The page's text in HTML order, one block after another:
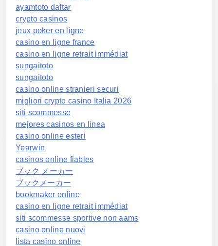
ayamtoto daftar
crypto casinos
jeux poker en ligne
casino en ligne france
casino en ligne retrait immédiat
sungaitoto
sungaitoto
casino online stranieri securi
migliori crypto casino Italia 2026
siti scommesse
mejores casinos en linea
casino online esteri
Yearwin
casinos online fiables
ブック メーカー
ブックメーカー
bookmaker online
casino en ligne retrait immédiat
siti scommesse sportive non aams
casino online nuovi
lista casino online